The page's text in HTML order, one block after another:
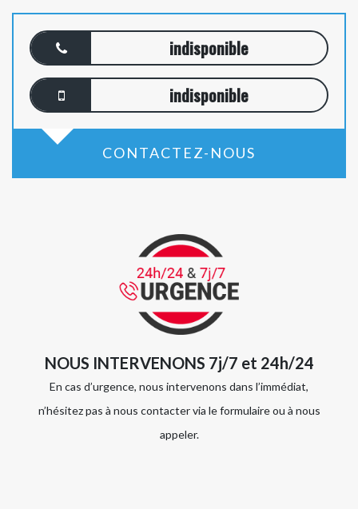
indisponible
indisponible
CONTACTEZ-NOUS
NOUS INTERVENONS 7j/7 et 24h/24
En cas d’urgence, nous intervenons dans l’immédiat,
n’hésitez pas à nous contacter via le formulaire ou à nous
appeler.